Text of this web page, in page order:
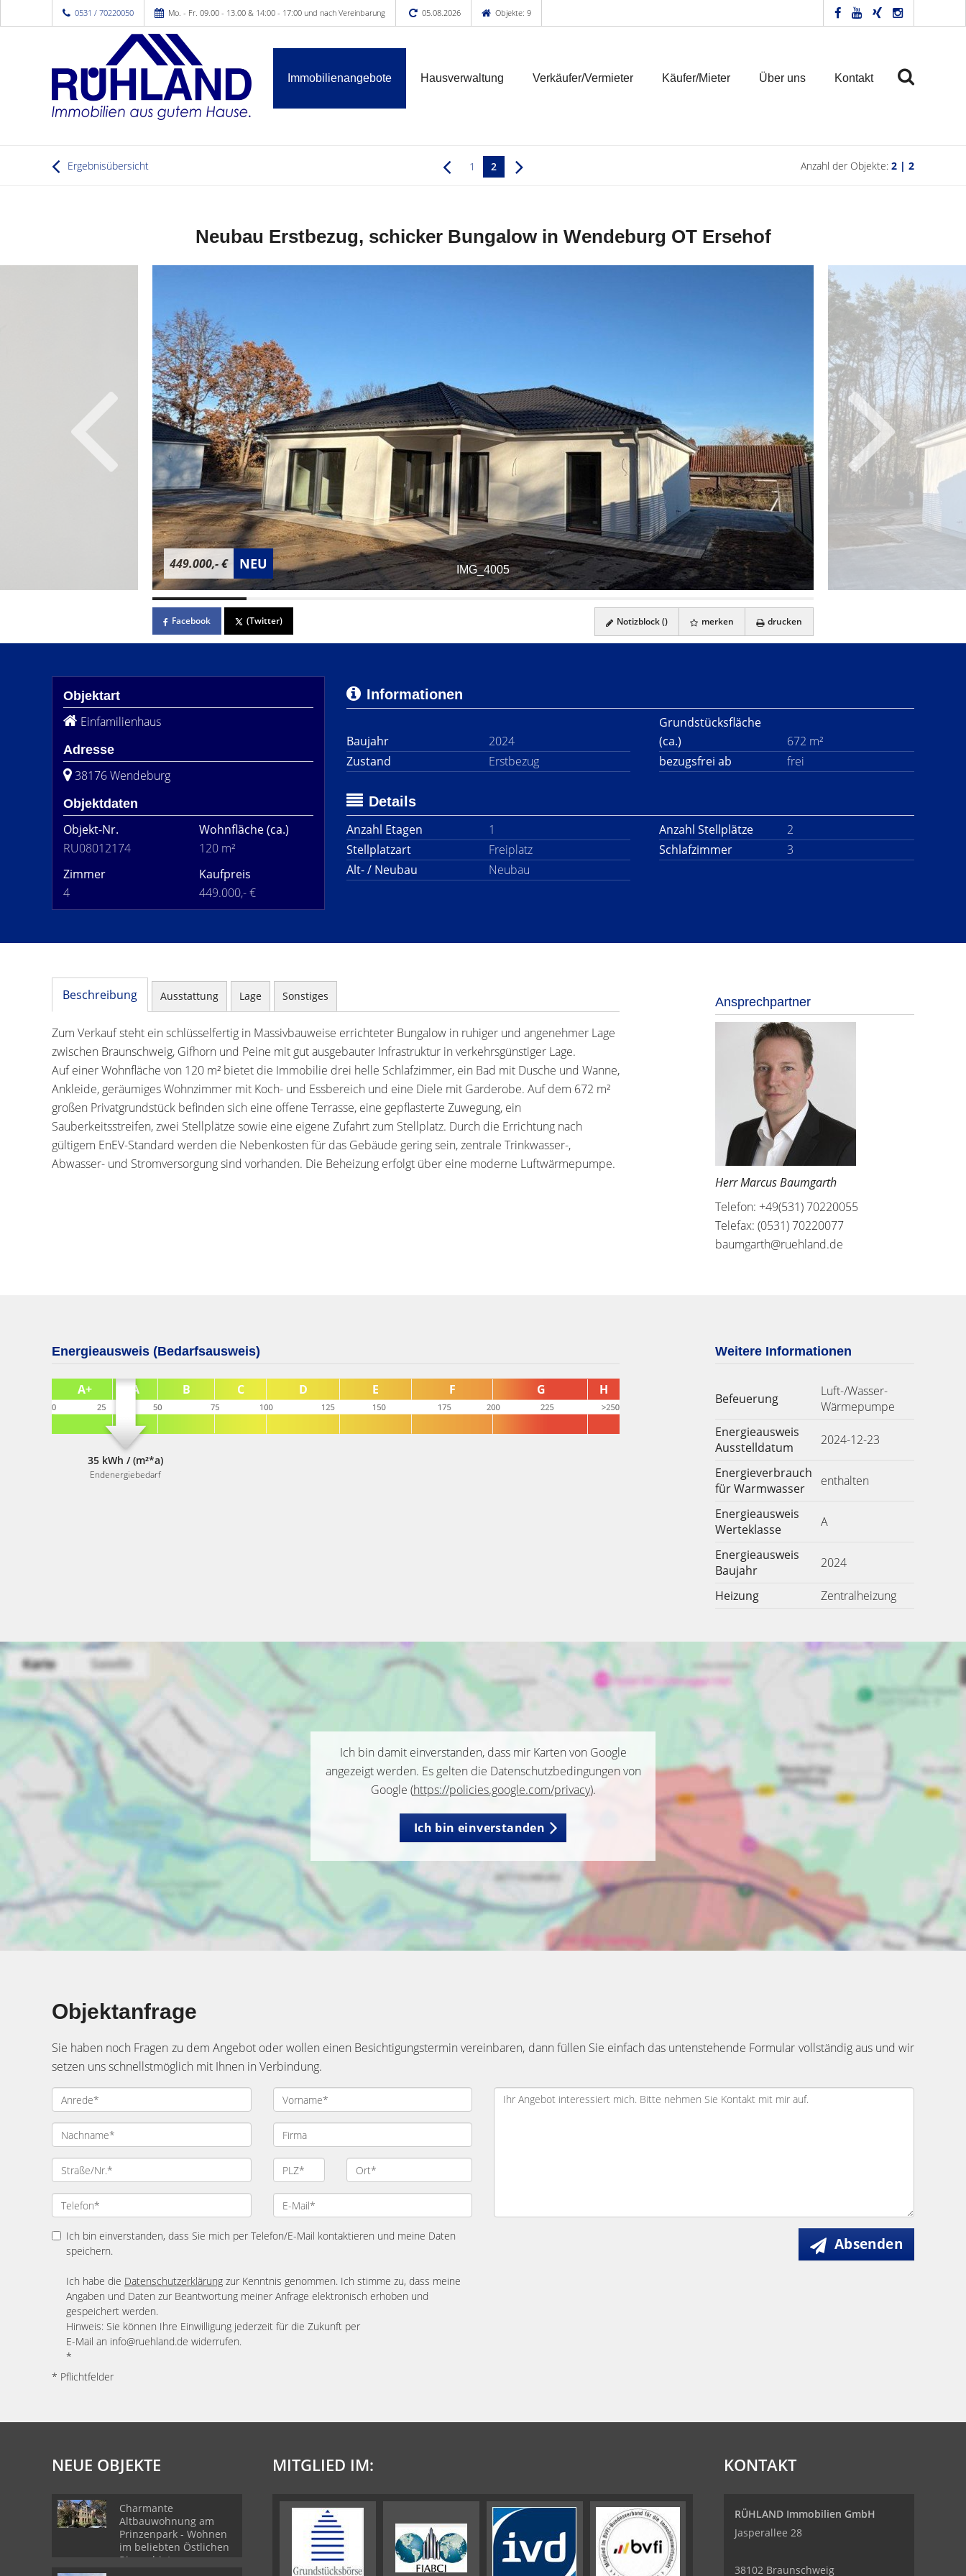
0531 / 70220050 Mo. - Fr. 09.00 - 13.00 & 14:00 - 17:00 und nach Vereinbarung 05.08.2026 Objekte: 9
Immobilienangebote Hausverwaltung Verkäufer/Vermieter Käufer/Mieter Über uns Kontakt
Ergebnisübersicht 1 2 Anzahl der Objekte: 2 | 2
Neubau Erstbezug, schicker Bungalow in Wendeburg OT Ersehof
IMG_4005
449.000,- € NEU
Facebook (Twitter) Notizblock () merken drucken
Objektart
Einfamilienhaus
Adresse
38176 Wendeburg
Objektdaten
Objekt-Nr.
RU08012174
Wohnfläche(ca.)
120 m²
Zimmer
4
Kaufpreis
449.000,- €
Informationen
Baujahr 2024
Grundstücksfläche
(ca.)
672 m²
Zustand
Erstbezug bezugsfrei ab frei
Details
Anzahl Etagen
1 Anzahl Stellplätze
2
Stellplatzart
Freiplatz Schlafzimmer
3
Alt- / Neubau
Neubau
Beschreibung Ausstattung Lage Sonstiges
Zum Verkauf steht ein schlüsselfertig in Massivbauweise errichteter Bungalow in ruhiger und angenehmer Lage
zwischen Braunschweig, Gifhorn und Peine mit gut ausgebauter Infrastruktur in verkehrsgünstiger Lage.
Auf einer Wohnfläche von 120 m² bietet die Immobilie drei helle Schlafzimmer, ein Bad mit Dusche und Wanne,
Ankleide, geräumiges Wohnzimmer mit Koch- und Essbereich und eine Diele mit Garderobe. Auf dem 672 m²
großen Privatgrundstück befinden sich eine offene Terrasse, eine gepflasterte Zuwegung, ein
Sauberkeitsstreifen, zwei Stellplätze sowie eine eigene Zufahrt zum Stellplatz. Durch die Errichtung nach
gültigem EnEV-Standard werden die Nebenkosten für das Gebäude gering sein, zentrale Trinkwasser-,
Abwasser- und Stromversorgung sind vorhanden. Die Beheizung erfolgt über eine moderne Luftwärmepumpe.
Ansprechpartner
Herr Marcus Baumgarth
Telefon: +49(531) 70220055
Telefax: (0531) 70220077
baumgarth@ruehland.de
Energieausweis (Bedarfsausweis)
35 kWh / (m²*a)
Endenergiebedarf
Weitere Informationen
Befeuerung
Luft-/Wasser-
Wärmepumpe
Energieausweis
Ausstelldatum
2024-12-23
Energieverbrauch
für Warmwasser
enthalten
Energieausweis
Werteklasse
A
Energieausweis
Baujahr
2024
Heizung Zentralheizung
Ich bin damit einverstanden, dass mir Karten von Google
angezeigt werden. Es gelten die Datenschutzbedingungen von
Google (https://policies.google.com/privacy).
Ich bin einverstanden
Objektanfrage
Sie haben noch Fragen zu dem Angebot oder wollen einen Besichtigungstermin vereinbaren, dann füllen Sie einfach das untenstehende Formular vollständig aus und wir
setzen uns schnellstmöglich mit Ihnen in Verbindung.
Ich bin einverstanden, dass Sie mich per Telefon/E-Mail kontaktieren und meine Daten
speichern.
Ich habe die Datenschutzerklärung zur Kenntnis genommen. Ich stimme zu, dass meine
Angaben und Daten zur Beantwortung meiner Anfrage elektronisch erhoben und
gespeichert werden.
Hinweis: Sie können Ihre Einwilligung jederzeit für die Zukunft per
E-Mail an info@ruehland.de widerrufen.
*
* Pflichtfelder
Absenden
NEUE OBJEKTE
Charmante
Altbauwohnung am
Prinzenpark - Wohnen
im beliebten Östlichen
Ringgebiet
MITGLIED IM: KONTAKT
RÜHLAND Immobilien GmbH
Jasperallee 28
38102 Braunschweig